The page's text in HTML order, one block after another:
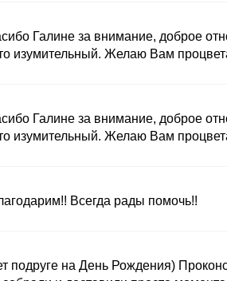
Галине за внимание, доброе
изумительный. Желаю Вам
Галине за внимание, доброе
изумительный. Желаю Вам
Всегда рады помочь!!
подруге на День Рождения)